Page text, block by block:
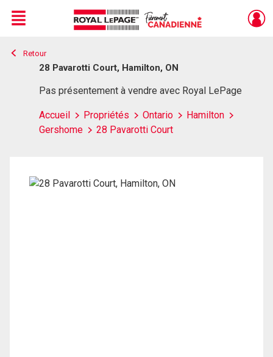
Live
En Direct
Menu
Retour
28 Pavarotti Court, Hamilton, ON
Pas présentement à vendre avec Royal LePage
Accueil Propriétés Ontario
Hamilton
Gershome
28 Pavarotti Court